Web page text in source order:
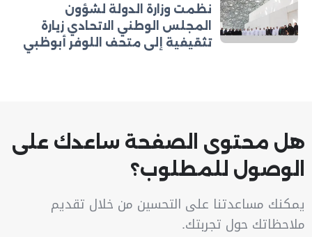
نظمت وزارة الدولة لشؤون
المجلس الوطني الاتحادي زيارة
تثقيفية إلى متحف اللوفر أبوظبي
هل محتوى الصفحة ساعدك على
الوصول للمطلوب؟
يمكنك مساعدتنا على التحسين من خلال تقديم
ملاحظاتك حول تجربتك.